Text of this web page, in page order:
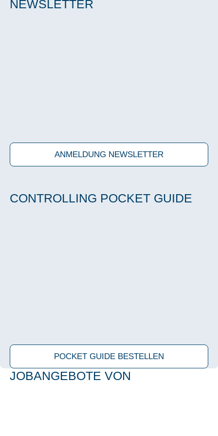
NEWS­LET­TER
ANMELDUNG NEWS­LET­TER
CON­TROL­LING POCKET GUI­DE
POCKET GUI­DE BESTEL­LEN
JOB­AN­GE­BO­TE VON